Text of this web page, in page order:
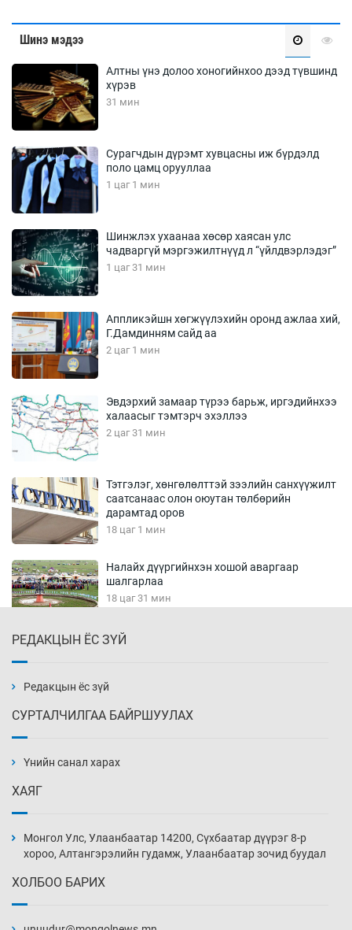
Шинэ мэдээ
Алтны үнэ долоо хоногийнхоо дээд түвшинд
хүрэв
31 мин
Сурагчдын дүрэмт хувцасны иж бүрдэлд
поло цамц орууллаа
1 цаг 1 мин
Шинжлэх ухаанаа хөсөр хаясан улс
чадваргүй мэргэжилтнүүд л “үйлдвэрлэдэг”
1 цаг 31 мин
Аппликэйшн хөгжүүлэхийн оронд ажлаа хий,
Г.Дамдинням сайд аа
2 цаг 1 мин
Эвдэрхий замаар түрээ барьж, иргэдийнхээ
халаасыг тэмтэрч эхэллээ
2 цаг 31 мин
Тэтгэлэг, хөнгөлөлттэй зээлийн санхүүжилт
саатсанаас олон оюутан төлбөрийн
дарамтад оров
18 цаг 1 мин
Налайх дүүргийнхэн хошой аваргаар
шалгарлаа
18 цаг 31 мин
19 цаг 1 мин
19 цаг 31 мин
19 цаг 31 мин
РЕДАКЦЫН ЁС ЗҮЙ
Редакцын ёс зүй
СУРТАЛЧИЛГАА БАЙРШУУЛАХ
Үнийн санал харах
ХАЯГ
Монгол Улс, Улаанбаатар 14200, Сүхбаатар дүүрэг 8-р
хороо, Алтангэрэлийн гудамж, Улаанбаатар зочид буудал
ХОЛБОО БАРИХ